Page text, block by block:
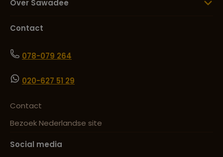
Over Sawadee
Contact
078-079 264
020-627 51 29
Contact
Bezoek Nederlandse site
Social media